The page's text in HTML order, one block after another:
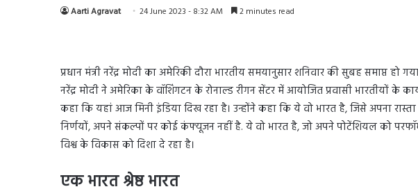
Aarti Agravat 24 June 2023 - 8:32 AM 2 minutes read
प्रधान मंत्री नरेंद्र मोदी का अमेरिकी दौरा भारतीय समयानुसार शनिवार की सुबह समाप्त
नरेंद्र मोदी ने अमेरिका के वॉशिंगटन के रोनाल्ड रीगन सेंटर में आयोजित प्रवासी भारतीयों के
कहा कि यहां आज मिनी इंडिया दिख रहा है। उन्होंने कहा कि ये वो भारत है, जिसे अपना
निर्णयों, अपने संकल्पों पर कोई कंफ्यूजन नहीं है. ये वो भारत है, जो अपने पोटेंशियल को
विश्व के विकास को दिशा दे रहा है।
एक भारत श्रेष्ठ भारत